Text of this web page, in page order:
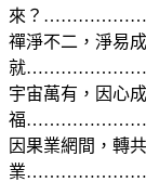
來？
禪淨不二，淨易成
就
宇宙萬有，因心
福
因果業網間，轉
業